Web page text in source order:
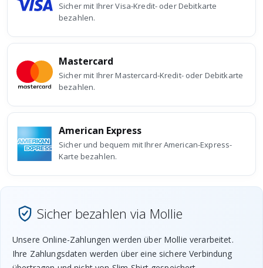
Sicher mit Ihrer Visa-Kredit- oder Debitkarte
bezahlen.
Mastercard
Sicher mit Ihrer Mastercard-Kredit- oder Debitkarte
bezahlen.
American Express
Sicher und bequem mit Ihrer American-Express-
Karte bezahlen.
Sicher bezahlen via Mollie
Unsere Online-Zahlungen werden über Mollie verarbeitet.
Ihre Zahlungsdaten werden über eine sichere Verbindung